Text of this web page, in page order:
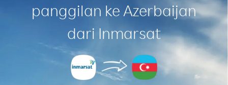
panggilan ke Azerbaijan
dari Inmarsat